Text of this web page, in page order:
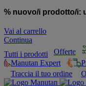
% nuovo/i prodotto/i:
Vai al carrello
Continua
Tutti i prodotti
Offerte
Manutan Expert
Traccia il tuo ordine